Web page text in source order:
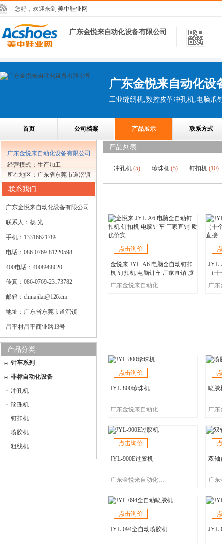
您好，欢迎来到 美中鞋业网
广东金悦来自动化设备有限公司
广东金悦来自动化设
工业缝纫机,数控皮革冲孔机,电脑爪
首页 公司档案 产品展示 联系方式
广东金悦来自动化设备有限公司
经营模式：生产加工
所在地区：广东省东莞市道滘镇
联系我们
广东金悦来自动化设备有限公司
联系人：杨 光
手机：13316621789
电话：086-0769-81220598
400电话：4008988020
传真：086-0769-23173782
邮箱：chinajilai@126.cm
地址：广东省东莞市道滘镇
昌平村昌平商业路13号
产品分类
针车系列
非标自动化设备
冲孔机
珍珠机
钉扣机
喷胶机
粗线机
产品列表
冲孔机 (5) 珍珠机 (5) 钉扣机 (10)
点击询价
金悦来 JYL-A6 电脑全自动钉扣
机 钉扣机 电脑针车 厂家直销 质
优价实
广东金悦来自动化设备有限公司
JYL-
（
家直
点击询价
JYL-800珍珠机
广东金悦来自动化设备有限公司
喷胶
点击询价
JYL-900E过胶机
广东金悦来自动化设备有限公司
双轴
点击询价
JYL-094全自动喷胶机 JYL-